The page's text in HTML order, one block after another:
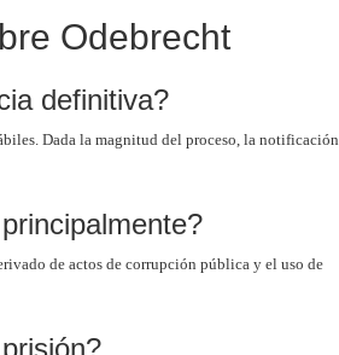
Odebrecht
definitiva?
Dada la magnitud del proceso, la notificación
de actos de corrupción pública y el uso de